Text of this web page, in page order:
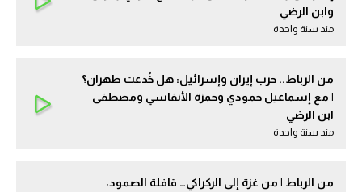
وابن الرضي
مند سنة واحدة
من الرباط.. حرب إيران وإسرائيل: هل خُدعت طهران؟
| مع إسماعيل حمودي وحمزة الأنفاسي ومصطفى
ابن الرضي
مند سنة واحدة
من الرباط | من غزة إلى الركراكي… قافلة الصمود،